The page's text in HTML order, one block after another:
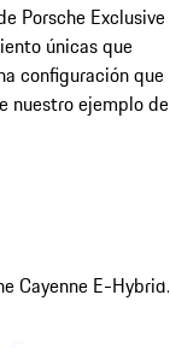
Porsche Exclusive
únicas que
configuración que
nuestro ejemplo de